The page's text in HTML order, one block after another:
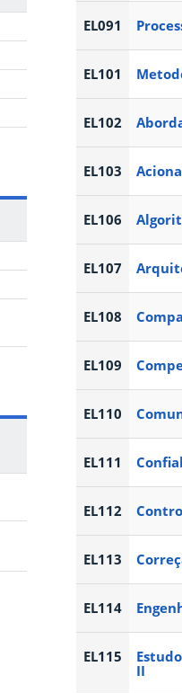
EL091
EL101
EL102
EL103
EL106
EL107
EL108
EL109
EL110
EL111
EL112
EL113
EL114
EL115
II